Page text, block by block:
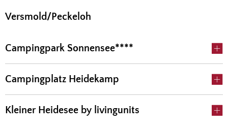
Versmold/Peckeloh
Campingpark Sonnensee****
Campingplatz Heidekamp
Kleiner Heidesee by livingunits